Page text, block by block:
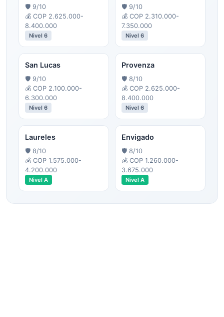
🛡️ 9/10
💰 COP 2.625.000-
8.400.000
Nivel 6
🛡️ 9/10
💰 COP 2.310.000-
7.350.000
Nivel 6
San Lucas
🛡️ 9/10
💰 COP 2.100.000-
6.300.000
Nivel 6
Provenza
🛡️ 8/10
💰 COP 2.625.000-
8.400.000
Nivel 6
Laureles
🛡️ 8/10
💰 COP 1.575.000-
4.200.000
Nivel A
Envigado
🛡️ 8/10
💰 COP 1.260.000-
3.675.000
Nivel A